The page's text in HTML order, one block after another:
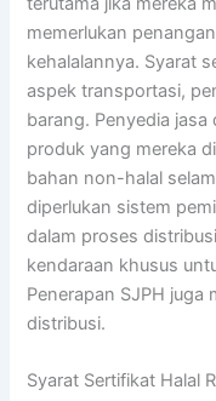
memerlukan
kehalalannya. Syarat
aspek transportasi,
barang. Penyedia
produk yang mereka
bahan non-halal
diperlukan sistem
dalam proses
kendaraan khusus
Penerapan SJPH juga
distribusi.
Syarat Sertifikat Halal